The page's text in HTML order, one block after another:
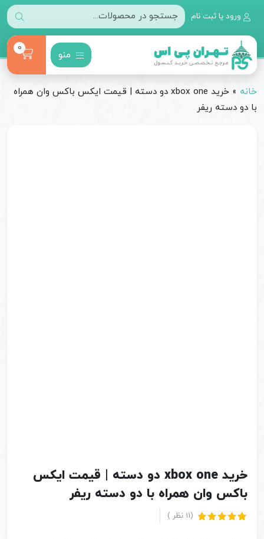
ورود یا ثبت نام
منو
0
خانه »
خرید xbox one دو دسته | قیمت ایکس باکس وان همراه
با دو دسته ریفر
خرید xbox one دو دسته | قیمت ایکس
باکس وان همراه با دو دسته ریفر
(
11 نظر )